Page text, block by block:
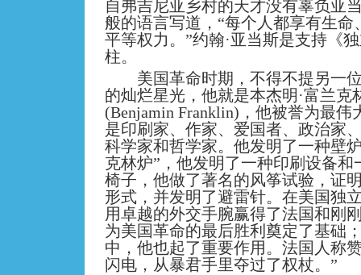
自弗吉尼亚乡村的天才没有辜负亚
般的语言写道，“每个人都享有生
平等权力。”约翰·亚当斯是支持《
柱。
美国革命时期，不得不提另一位
的灿烂星光，他就是本杰明·富兰克
(Benjamin Franklin)，他被誉为最伟
是印刷家、作家、爱国者、政治家
科学家和哲学家。他发明了一种壁
克林炉”，他发明了一种印刷设备
椅子，他做了著名的风筝试验，证
形式，并发明了避雷针。在美国独
用卓越的外交手腕赢得了法国和刚
为美国革命的最后胜利奠定了基础
中，他也起了重要作用。法国人称
闪电，从暴君手里夺过了权杖。”